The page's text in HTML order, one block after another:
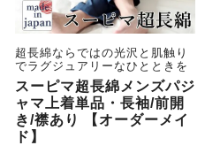
超長綿ならではの光沢と肌触り
でラグジュアリーなひとときを
スーピマ超長綿メンズパジ
ャマ上着単品・長袖/前開
き/襟あり 【オーダーメイ
ド】